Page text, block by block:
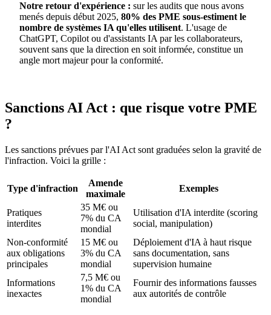
Notre retour d'expérience : sur les audits que nous avons
menés depuis début 2025, 80% des PME sous-estiment le
nombre de systèmes IA qu'elles utilisent. L'usage de
ChatGPT, Copilot ou d'assistants IA par les collaborateurs,
souvent sans que la direction en soit informée, constitue un
angle mort majeur pour la conformité.
Sanctions AI Act : que risque votre PME
?
Les sanctions prévues par l'AI Act sont graduées selon la gravité de
l'infraction. Voici la grille :
Type d'infraction
Amende
maximale
Exemples
Pratiques
interdites
35 M€ ou
7% du CA
mondial
Utilisation d'IA interdite (scoring
social, manipulation)
Non-conformité
aux obligations
principales
15 M€ ou
3% du CA
mondial
Déploiement d'IA à haut risque
sans documentation, sans
supervision humaine
Informations
inexactes
7,5 M€ ou
1% du CA
mondial
Fournir des informations fausses
aux autorités de contrôle